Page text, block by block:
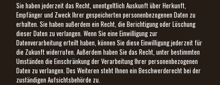
Sie haben jederzeit das Recht, unentgeltlich Auskunft über Herkunft,
Empfänger und Zweck Ihrer gespeicherten personenbezogenen Daten zu
erhalten. Sie haben außerdem ein Recht, die Berichtigung oder Löschung
dieser Daten zu verlangen. Wenn Sie eine Einwilligung zur
Datenverarbeitung erteilt haben, können Sie diese Einwilligung jederzeit für
die Zukunft widerrufen. Außerdem haben Sie das Recht, unter bestimmten
Umständen die Einschränkung der Verarbeitung Ihrer personenbezogenen
Daten zu verlangen. Des Weiteren steht Ihnen ein Beschwerderecht bei der
zuständigen Aufsichtsbehörde zu.